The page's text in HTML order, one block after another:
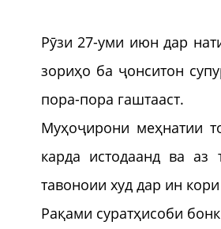
Рӯзи 27-уми июн дар
зориҳо ба ҷонситон
пора-пора гаштааст.
Муҳоҷирони меҳнатии
карда истодаанд ва
тавоноии худ дар ин
Рақами суратҳисоби